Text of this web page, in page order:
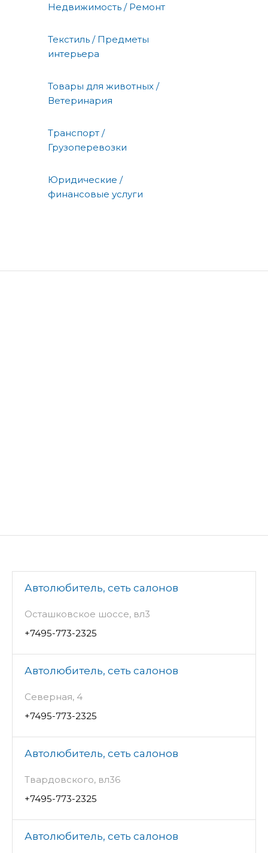
Недвижимость / Ремонт
Текстиль / Предметы
интерьера
Товары для животных /
Ветеринария
Транспорт /
Грузоперевозки
Юридические /
финансовые услуги
Автолюбитель, сеть салонов
Осташковское шоссе, вл3
+7495-773-2325
Автолюбитель, сеть салонов
Северная, 4
+7495-773-2325
Автолюбитель, сеть салонов
Твардовского, вл36
+7495-773-2325
Автолюбитель, сеть салонов